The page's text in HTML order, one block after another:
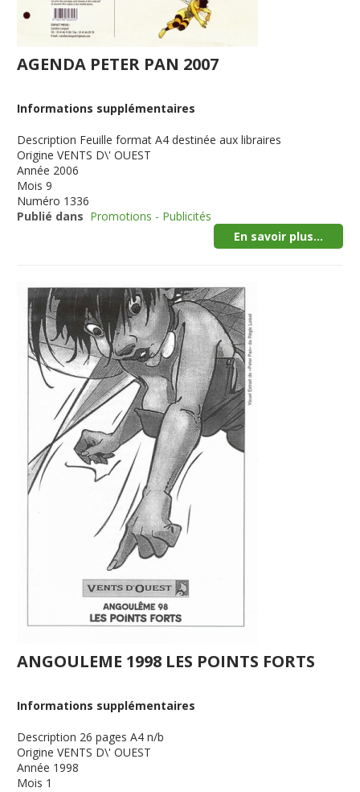
AGENDA PETER PAN 2007
Informations supplémentaires
Description Feuille format A4 destinée aux libraires
Origine VENTS D\' OUEST
Année 2006
Mois 9
Numéro 1336
Publié dans Promotions - Publicités
En savoir plus...
ANGOULEME 1998 LES POINTS FORTS
Informations supplémentaires
Description 26 pages A4 n/b
Origine VENTS D\' OUEST
Année 1998
Mois 1